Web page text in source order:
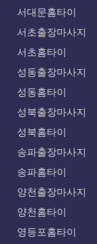
서대문홈타이
서초출장마사지
서초홈타이
성동출장마사지
성동홈타이
성북출장마사지
성북홈타이
송파출장마사지
송파홈타이
양천출장마사지
양천홈타이
영등포홈타이